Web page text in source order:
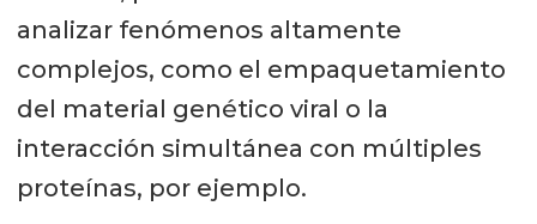
analizar fenómenos altamente
complejos, como el empaquetamiento
del material genético viral o la
interacción simultánea con múltiples
proteínas, por ejemplo.